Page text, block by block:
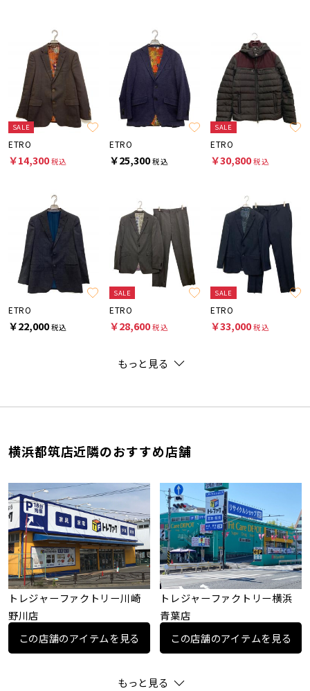
SALE
ETRO
￥14,300税込
ETRO
￥25,300税込
SALE
ETRO
￥30,800税込
ETRO
￥22,000税込
SALE
ETRO
￥28,600税込
SALE
ETRO
￥33,000税込
もっと見る
横浜都筑店近隣のおすすめ店舗
トレジャーファクトリー川崎
野川店
この店舗のアイテムを見る
トレジャーファクトリー横浜
青葉店
この店舗のアイテムを見る
もっと見る